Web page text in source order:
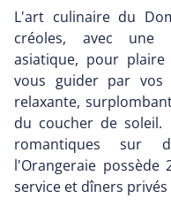
L'art culinaire du
créoles, avec une
asiatique, pour
vous guider par vos
relaxante,
du coucher de soleil.
romantiques sur
l'Orangeraie
service et dîners